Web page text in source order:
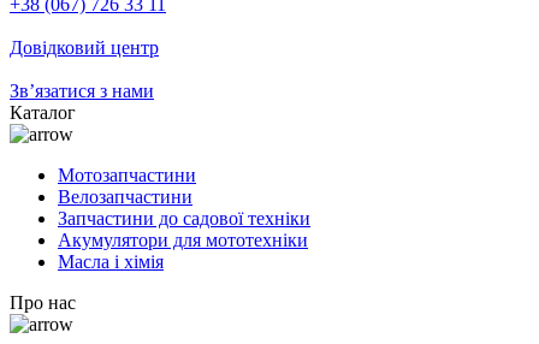
+38 (067) 726 33 11
Довідковий центр
Зв’язатися з нами
Каталог
Мотозапчастини
Велозапчастини
Запчастини до садової техніки
Акумулятори для мототехніки
Масла і хімія
Про нас